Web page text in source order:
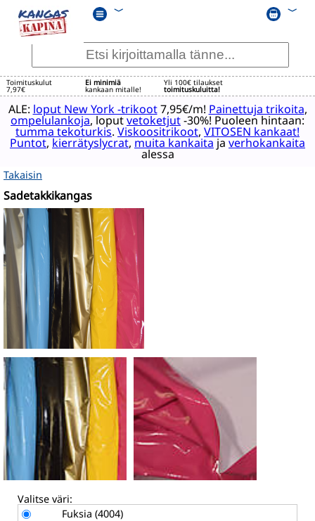
﹀ ﹀
Toimituskulut
7,97€
Ei minimiä
kankaan mitalle!
Yli 100€ tilaukset
toimituskuluitta!
ALE: loput New York -trikoot7,95€/m! Painettuja trikoita,
ompelulankoja, loputvetoketjut-30%! Puoleen hintaan:
tumma tekoturkis. Viskoositrikoot, VITOSEN kankaat!
Puntot,kierrätyslycrat,muita kankaitajaverhokankaita
alessa
Takaisin
Sadetakkikangas
Valitse väri:
Fuksia (4004)